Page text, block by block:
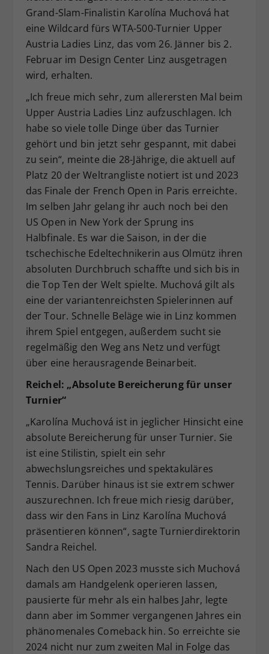
Grand-Slam-Finalistin Karolína Muchová hat
eine Wildcard fürs WTA-500-Turnier Upper
Austria Ladies Linz, das vom 26. Jänner bis 2.
Februar im Design Center Linz ausgetragen
wird, erhalten.
„Ich freue mich sehr, zum allerersten Mal beim
Upper Austria Ladies Linz aufzuschlagen. Ich
habe so viele tolle Dinge über das Turnier
gehört und bin jetzt sehr gespannt, mit dabei
zu sein“, meinte die 28-Jährige, die aktuell auf
Platz 20 der Weltrangliste notiert ist und 2023
das Finale der French Open in Paris erreichte.
Im selben Jahr gelang ihr auch noch bei den
US Open in New York der Sprung ins
Halbfinale. Es war die Saison, in der die
tschechische Edeltechnikerin aus Olmütz ihren
absoluten Durchbruch schaffte und sich bis in
die Top Ten der Welt spielte. Muchová gilt als
eine der variantenreichsten Spielerinnen auf
der Tour. Schnelle Beläge wie in Linz kommen
ihrem Spiel entgegen, außerdem sucht sie
regelmäßig den Weg ans Netz und verfügt
über eine herausragende Beinarbeit.
Reichel: „Absolute Bereicherung für unser
Turnier“
„Karolína Muchová ist in jeglicher Hinsicht eine
absolute Bereicherung für unser Turnier. Sie
ist eine Stilistin, spielt ein sehr
abwechslungsreiches und spektakuläres
Tennis. Darüber hinaus ist sie extrem schwer
auszurechnen. Ich freue mich riesig darüber,
dass wir den Fans in Linz Karolína Muchová
präsentieren können“, sagte Turnierdirektorin
Sandra Reichel.
Nach den US Open 2023 musste sich Muchová
damals am Handgelenk operieren lassen,
pausierte für mehr als ein halbes Jahr, legte
dann aber im Sommer vergangenen Jahres ein
phänomenales Comeback hin. So erreichte sie
2024 nicht nur zum zweiten Mal in Folge das
Zweck
Dieser Wert speichert Ihre Consent-
Einstellungen. Unter anderem eine
zufällig generierte ID, für die
historische Speicherung Ihrer
vorgenommen Einstellungen, falls der
Webseiten-Betreiber dies eingestellt
hat.